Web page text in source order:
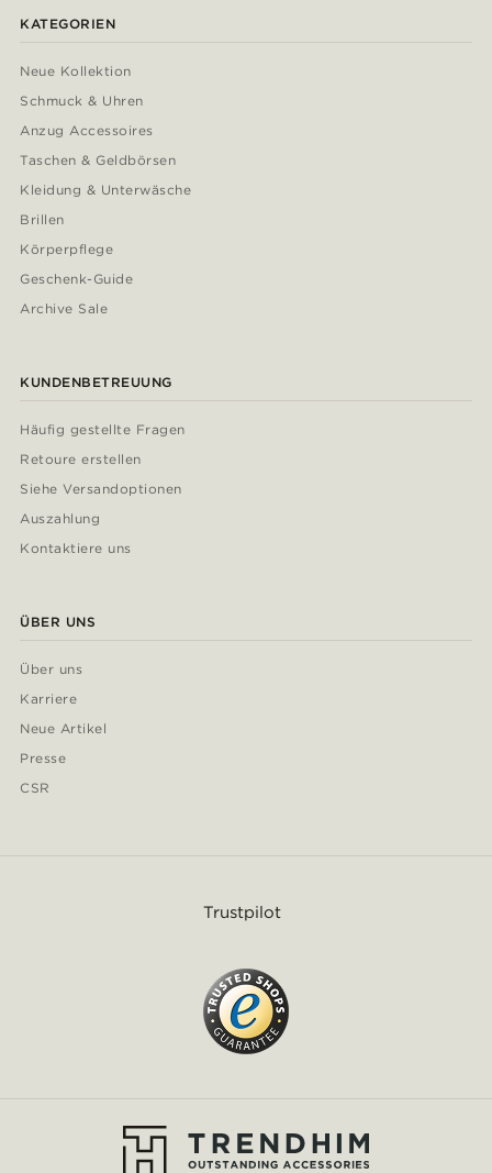
KATEGORIEN
Neue Kollektion
Schmuck & Uhren
Anzug Accessoires
Taschen & Geldbörsen
Kleidung & Unterwäsche
Brillen
Körperpflege
Geschenk-Guide
Archive Sale
KUNDENBETREUUNG
Häufig gestellte Fragen
Retoure erstellen
Siehe Versandoptionen
Auszahlung
Kontaktiere uns
ÜBER UNS
Über uns
Karriere
Neue Artikel
Presse
CSR
Trustpilot